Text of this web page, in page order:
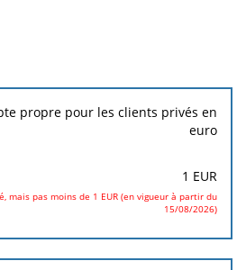
propre pour les clients privés en
euro
1 EUR
mais pas moins de 1 EUR (en vigueur à partir du
15/08/2026)